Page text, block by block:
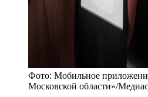
Фото: Мобильное
Московской области»/